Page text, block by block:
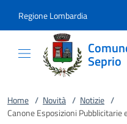
Regione Lombardia
Seprio
Home / Novità / Notizie /
Canone Esposizioni Pubblicitarie